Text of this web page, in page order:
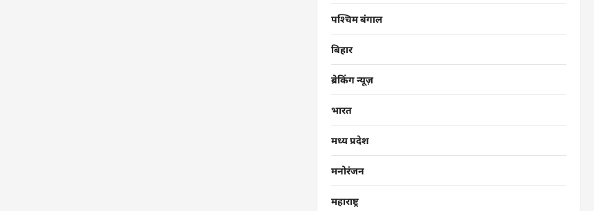
पश्चिम बंगाल
बिहार
ब्रेकिंग न्यूज़
भारत
मध्य प्रदेश
मनोरंजन
महाराष्ट्र